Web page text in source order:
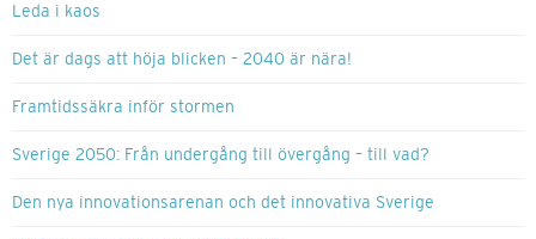
Leda i kaos
Det är dags att höja blicken – 2040 är nära!
Framtidssäkra inför stormen
Sverige 2050: Från undergång till övergång – till vad?
Den nya innovationsarenan och det innovativa Sverige